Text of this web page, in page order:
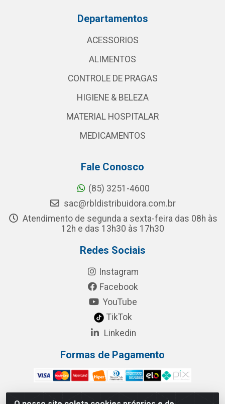
Departamentos
ACESSORIOS
ALIMENTOS
CONTROLE DE PRAGAS
HIGIENE & BELEZA
MATERIAL HOSPITALAR
MEDICAMENTOS
Fale Conosco
(85) 3251-4600
sac@rbldistribuidora.com.br
Atendimento de segunda a sexta-feira das 08h às
12h e das 13h30 às 17h30
Redes Sociais
Instagram
Facebook
YouTube
TikTok
Linkedin
Formas de Pagamento